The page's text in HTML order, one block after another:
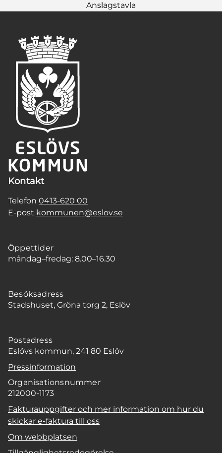
Anslagstavla
Kontakt
Telefon 0413-620 00
E-post kommunen@eslov.se
Öppettider
måndag–fredag: 8.00–16.30
Besöksadress
Stadshuset, Gröna torg 2, Eslöv
Postadress
Eslövs kommun, 241 80 Eslöv
Pressinformation
Organisationsnummer
212000-1173
Fakturauppgifter och mer information om hur du
skickar e-faktura till oss
Om webbplatsen